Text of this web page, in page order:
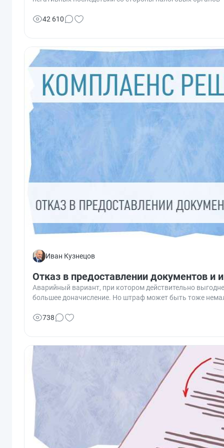
42 610
Иван Кузнецов
Отказ в предоставлении документов
Аварийный вариант, при котором действительно
большее доначисление. Но штраф может быть тоже
738